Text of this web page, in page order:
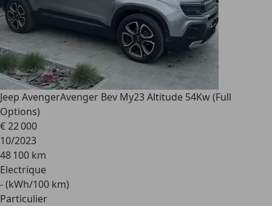
Jeep AvengerAvenger Bev My23 Altitude 54Kw (Full
Options)
€ 22 000
10/2023
48 100 km
Electrique
- (kWh/100 km)
Particulier